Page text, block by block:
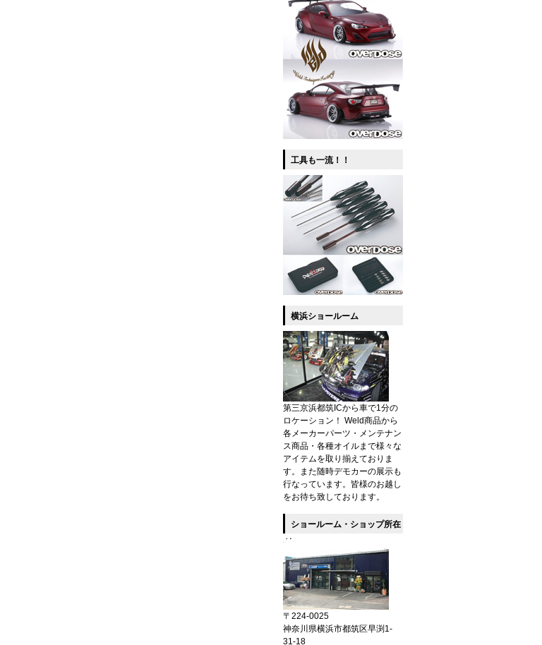
工具も一流！！
横浜ショールーム
第三京浜都筑ICから車で1分の
ロケーション！ Weld商品から
各メーカーパーツ・メンテナン
ス商品・各種オイルまで様々な
アイテムを取り揃えておりま
す。また随時デモカーの展示も
行なっています。皆様のお越し
をお待ち致しております。
ショールーム・ショップ所在
〒224-0025
神奈川県横浜市都筑区早渕1-
31-18